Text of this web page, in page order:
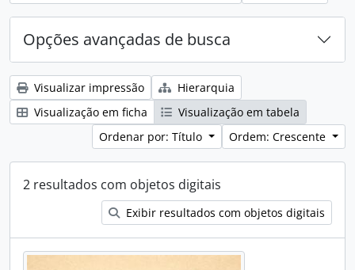
Opções avançadas de busca
Visualizar impressão
Hierarquia
Visualização em ficha
Visualização em tabela
Ordenar por: Título
Ordem: Crescente
2 resultados com objetos digitais
Exibir resultados com objetos digitais